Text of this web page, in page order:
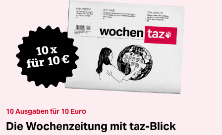
10 Ausgaben für 10 Euro
Die Wochenzeitung mit taz-Blick